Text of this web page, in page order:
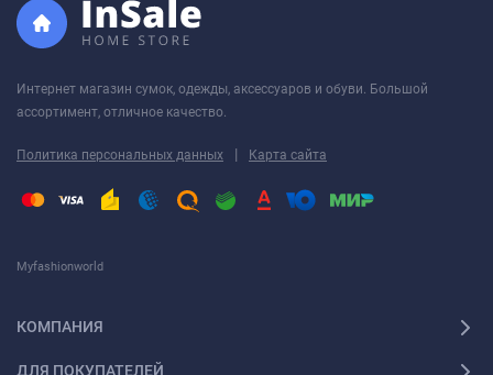
Интернет магазин сумок, одежды, аксессуаров и обуви. Большой
ассортимент, отличное качество.
Политика персональных данных | Карта сайта
Myfashionworld
КОМПАНИЯ
ДЛЯ ПОКУПАТЕЛЕЙ